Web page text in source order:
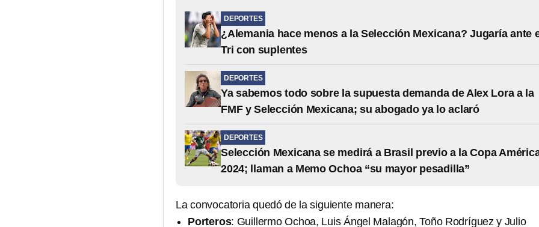
DEPORTES
¿Alemania hace menos a la Selección Mexicana? Jugaría ante
Tri con suplentes
DEPORTES
Ya sabemos todo sobre la supuesta demanda de Alex Lora a la
FMF y Selección Mexicana; su abogado ya lo aclaró
DEPORTES
Selección Mexicana se medirá a Brasil previo a la Copa
2024; llaman a Memo Ochoa “su mayor pesadilla”
La convocatoria quedó de la siguiente manera:
Porteros: Guillermo Ochoa, Luis Ángel Malagón, Toño Rodríguez y Julio